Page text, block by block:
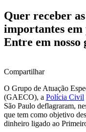
Quer receber
importantes
Entre em nosso
Compartilhar
O Grupo de Atuação
(GAECO), a Polícia Civil
São Paulo deflagraram,
que tem como objetivo
dinheiro ligado ao